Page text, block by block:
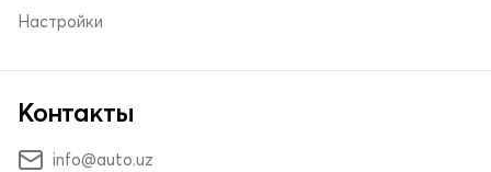
Настройки
Контакты
info@auto.uz